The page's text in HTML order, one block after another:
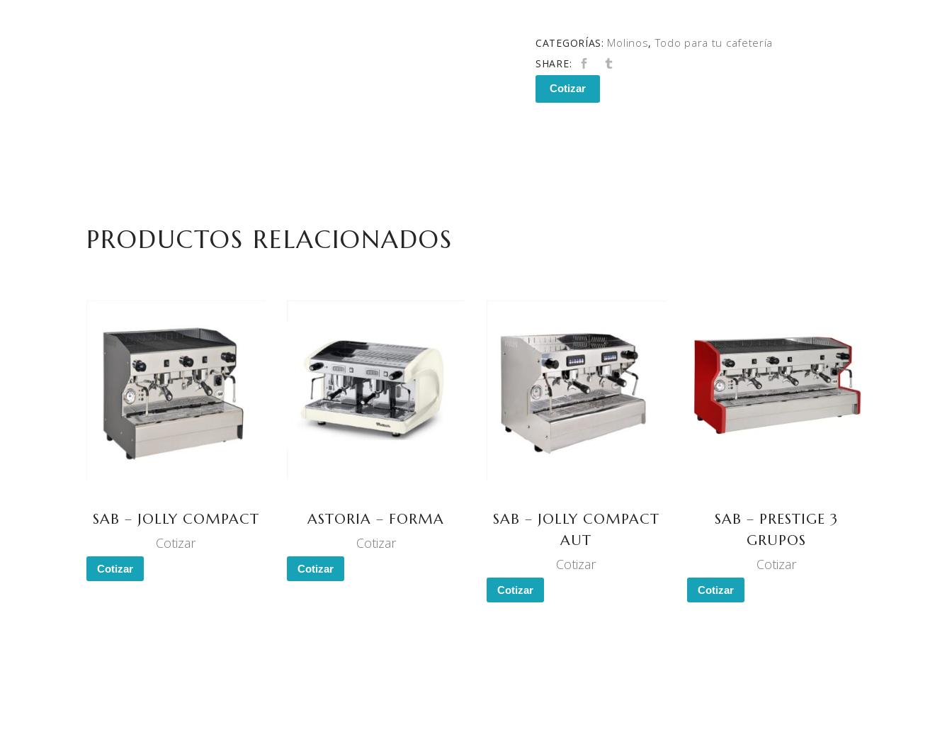
CATEGORÍAS: Molinos,Todo para tu cafetería
SHARE:
Cotizar
PRODUCTOS RELACIONADOS
LEER MÁS
SAB – JOLLY COMPACT
Cotizar
Cotizar
LEER MÁS
ASTORIA – FORMA
Cotizar
Cotizar
LEER MÁS
SAB – JOLLY COMPACT
AUT
Cotizar
Cotizar
LEER MÁS
SAB – PRESTIGE 3
GRUPOS
Cotizar
Cotizar